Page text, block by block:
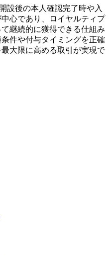
設後の本人確認完了時や入
心であり、ロイヤルティプ
継続的に獲得できる仕組み
件や付与タイミングを正確
大限に高める取引が実現で